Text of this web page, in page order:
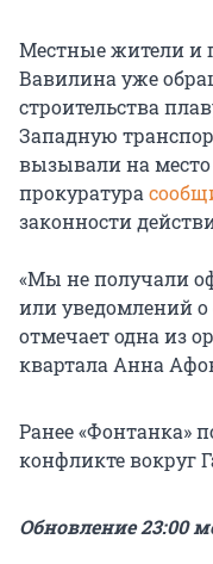
Местные жители и
Вавилина уже
строительства
Западную
вызывали на место
прокуратура
законности
«Мы не получали
или уведомлений
отмечает одна из
квартала Анна
Ранее «Фонтанка»
конфликте вокруг
Обновление 23:00